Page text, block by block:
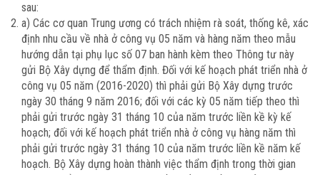
sau:
a) Các cơ quan Trung ương có trách nhiệm rà soát, thống kê, xác
định nhu cầu về nhà ở công vụ 05 năm và hàng năm theo mẫu
hướng dẫn tại phụ lục số 07 ban hành kèm theo Thông tư này
gửi Bộ Xây dựng để thẩm định. Đối với kế hoạch phát triển nhà ở
công vụ 05 năm (2016-2020) thì phải gửi Bộ Xây dựng trước
ngày 30 tháng 9 năm 2016; đối với các kỳ 05 năm tiếp theo thì
phải gửi trước ngày 31 tháng 10 của năm trước liền kề kỳ kế
hoạch; đối với kế hoạch phát triển nhà ở công vụ hàng năm thì
phải gửi trước ngày 31 tháng 10 của năm trước liền kề năm kế
hoạch. Bộ Xây dựng hoàn thành việc thẩm định trong thời gian